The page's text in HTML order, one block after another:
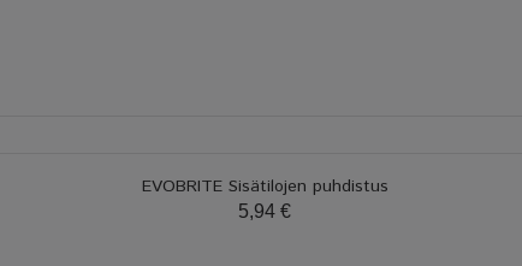
EVOBRITE Sisätilojen puhdistus
5,94 €